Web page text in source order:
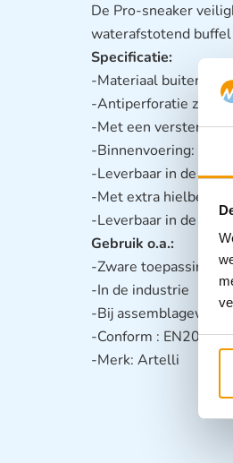
De Pro-sneaker
waterafstotend
Specificatie:
-Materiaal
-Antiperforatie zool:
-Met een versterkte
-Binnenvoering: 3D
-Leverbaar in de
-Met extra
-Leverbaar in de
Gebruik o.a.:
-Zware toepassingen
-In de industrie
-Bij
-Conform :
-Merk: Artelli